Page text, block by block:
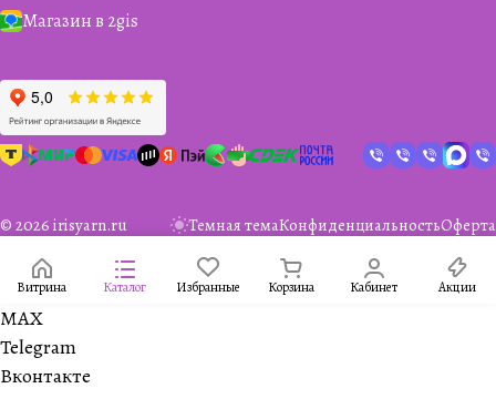
Магазин в 2gis
© 2026 irisyarn.ru Темная темаКонфиденциальностьОферта
Витрина Каталог Избранные Корзина Кабинет Акции
MAX
Telegram
Вконтакте